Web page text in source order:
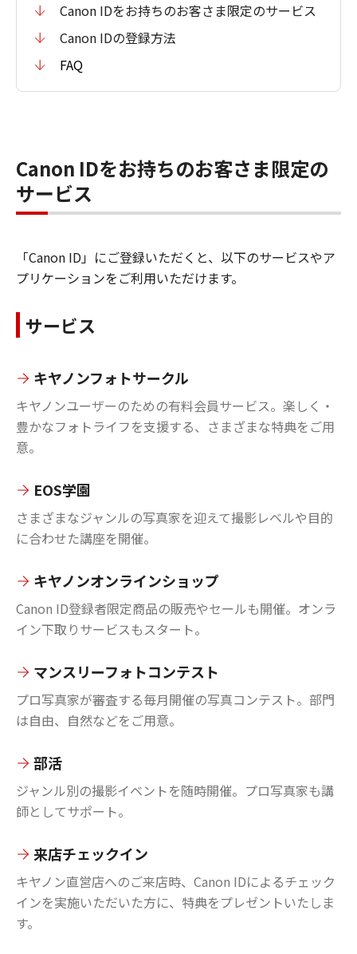
Canon IDをお持ちのお客さま限定のサービス
Canon IDの登録方法
FAQ
Canon IDをお持ちのお客さま限定の
サービス
「Canon ID」にご登録いただくと、以下のサービスやア
プリケーションをご利用いただけます。
サービス
キヤノンフォトサークル
キヤノンユーザーのための有料会員サービス。楽しく・
豊かなフォトライフを支援する、さまざまな特典をご用
意。
EOS学園
さまざまなジャンルの写真家を迎えて撮影レベルや目的
に合わせた講座を開催。
キヤノンオンラインショップ
Canon ID登録者限定商品の販売やセールも開催。オンラ
イン下取りサービスもスタート。
マンスリーフォトコンテスト
プロ写真家が審査する毎月開催の写真コンテスト。部門
は自由、自然などをご用意。
部活
ジャンル別の撮影イベントを随時開催。プロ写真家も講
師としてサポート。
来店チェックイン
キヤノン直営店へのご来店時、Canon IDによるチェック
インを実施いただいた方に、特典をプレゼントいたしま
す。